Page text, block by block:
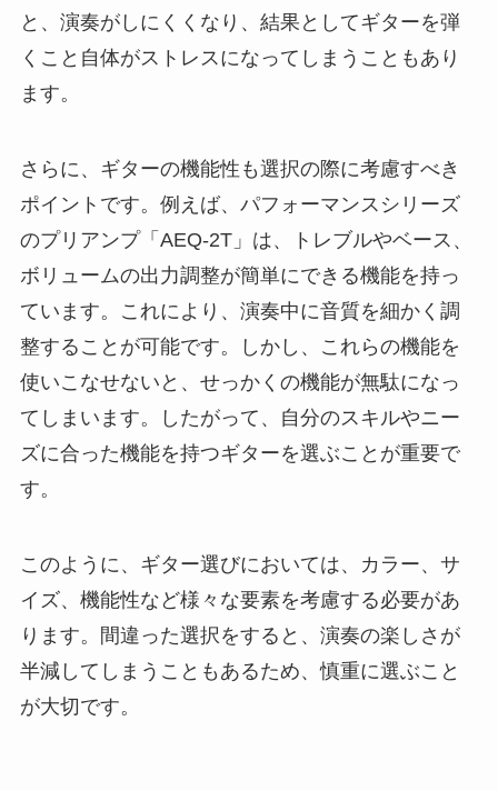
と、演奏がしにくくなり、結果としてギターを弾
くこと自体がストレスになってしまうこともあり
ます。
さらに、ギターの機能性も選択の際に考慮すべき
ポイントです。例えば、パフォーマンスシリーズ
のプリアンプ「AEQ-2T」は、トレブルやベース、
ボリュームの出力調整が簡単にできる機能を持っ
ています。これにより、演奏中に音質を細かく調
整することが可能です。しかし、これらの機能を
使いこなせないと、せっかくの機能が無駄になっ
てしまいます。したがって、自分のスキルやニー
ズに合った機能を持つギターを選ぶことが重要で
す。
このように、ギター選びにおいては、カラー、サ
イズ、機能性など様々な要素を考慮する必要があ
ります。間違った選択をすると、演奏の楽しさが
半減してしまうこともあるため、慎重に選ぶこと
が大切です。